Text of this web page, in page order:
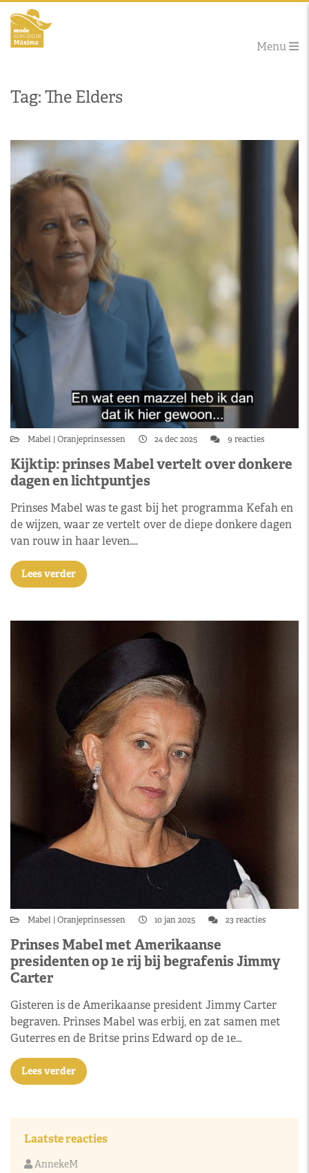
Menu
Tag: The Elders
Mabel Oranjeprinsessen 24 dec 2025 9 reacties
Kijktip: prinses Mabel vertelt over donkere
dagen en lichtpuntjes
Prinses Mabel was te gast bij het programma Kefah en
de wijzen, waar ze vertelt over de diepe donkere dagen
van rouw in haar leven.…
Lees verder
Mabel Oranjeprinsessen 10 jan 2025 23 reacties
Prinses Mabel met Amerikaanse
presidenten op 1e rij bij begrafenis Jimmy
Carter
Gisteren is de Amerikaanse president Jimmy Carter
begraven. Prinses Mabel was erbij, en zat samen met
Guterres en de Britse prins Edward op de 1e…
Lees verder
Laatste reacties
AnnekeM